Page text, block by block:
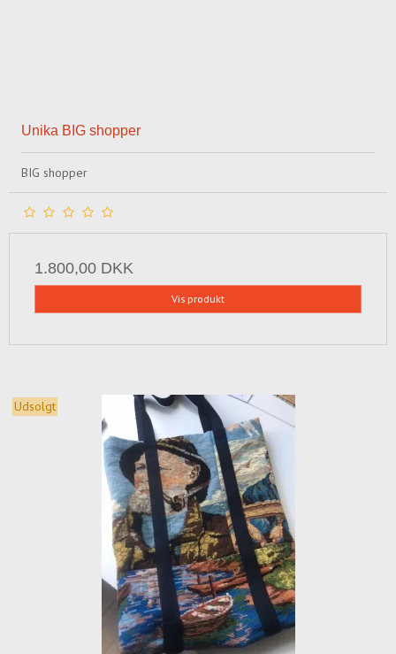
Unika BIG shopper
BIG shopper
1.800,00 DKK
Vis produkt
Udsolgt